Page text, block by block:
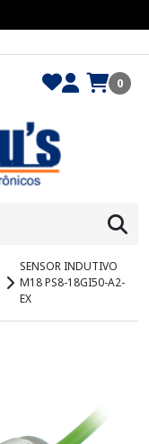
0
SENSOR INDUTIVO
M18 PS8-18GI50-A2-
EX